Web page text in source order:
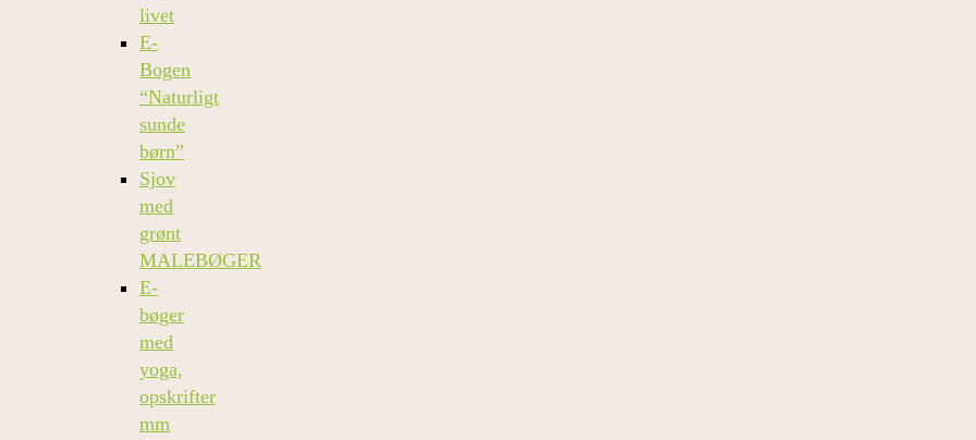
livet
E-
Bogen
“Naturligt
sunde
børn”
Sjov
med
grønt
MALEBØGER
E-
bøger
med
yoga,
opskrifter
mm